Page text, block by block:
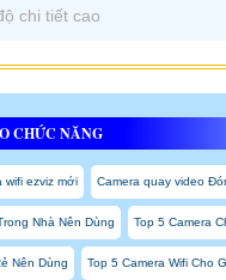
chi tiết cao
CHỨC NĂNG
wifi ezviz mới Camera quay video
Nhà Nên Dùng Top 5 Camera
Nên Dùng Top 5 Camera Wifi Cho